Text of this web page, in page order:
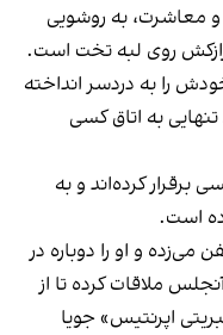
و معاشرت، به روشویی
روی لبه تخت است.
را به دردسر انداخته
به اتاق کسی
کرده‌اند و به
است.
می‌زده و او را دوباره در
لس‌آنجلس ملاقات کرده تا از
اپرنتیس» جویا